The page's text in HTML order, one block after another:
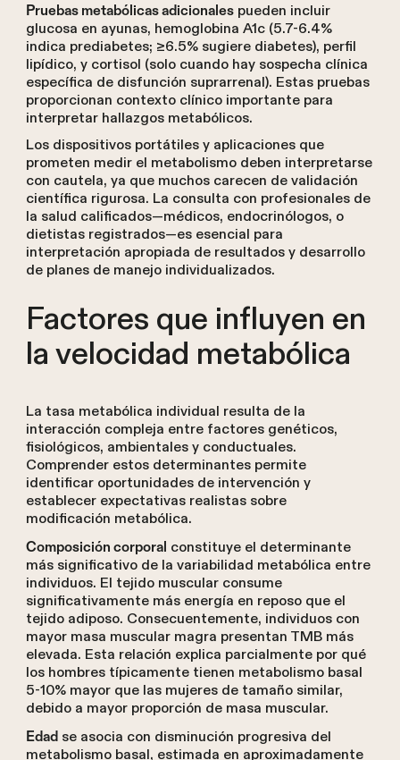
Pruebas metabólicas adicionalespueden incluir
glucosa en ayunas, hemoglobina A1c (5.7-6.4%
indica prediabetes; ≥6.5% sugiere diabetes), perfil
lipídico, y cortisol (solo cuando hay sospecha clínica
específica de disfunción suprarrenal). Estas pruebas
proporcionan contexto clínico importante para
interpretar hallazgos metabólicos.
Los dispositivos portátiles y aplicaciones que
prometen medir el metabolismo deben interpretarse
con cautela, ya que muchos carecen de validación
científica rigurosa. La consulta con profesionales de
la salud calificados—médicos, endocrinólogos, o
dietistas registrados—es esencial para
interpretación apropiada de resultados y desarrollo
de planes de manejo individualizados.
Factores que influyen en
la velocidad metabólica
La tasa metabólica individual resulta de la
interacción compleja entre factores genéticos,
fisiológicos, ambientales y conductuales.
Comprender estos determinantes permite
identificar oportunidades de intervención y
establecer expectativas realistas sobre
modificación metabólica.
Composición corporal constituye el determinante
más significativo de la variabilidad metabólica entre
individuos. El tejido muscular consume
significativamente más energía en reposo que el
tejido adiposo. Consecuentemente, individuos con
mayor masa muscular magra presentan TMB más
elevada. Esta relación explica parcialmente por qué
los hombres típicamente tienen metabolismo basal
5-10% mayor que las mujeres de tamaño similar,
debido a mayor proporción de masa muscular.
Edadse asocia con disminución progresiva del
metabolismo basal, estimada en aproximadamente